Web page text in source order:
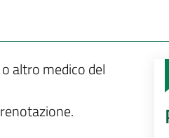
altro medico del